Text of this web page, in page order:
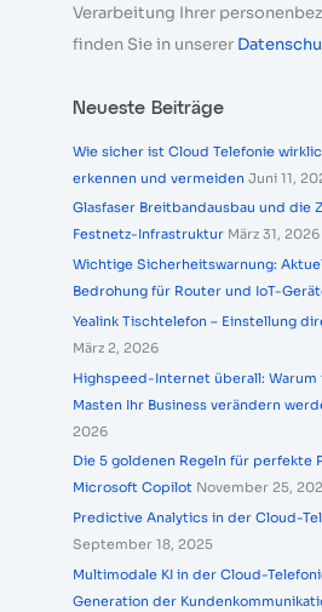
Verarbeitung Ihrer
finden Sie in unserer
Neueste Beiträge
Wie sicher ist Cloud Telefonie
erkennen und vermeiden Juni 11,
Glasfaser Breitbandausbau und die
Festnetz-Infrastruktur März 31, 2026
Wichtige Sicherheitswarnung:
Bedrohung für Router und IoT-
Yealink Tischtelefon – Einstellung
März 2, 2026
Highspeed-Internet überall: Warum
Masten Ihr Business verändern
2026
Die 5 goldenen Regeln für perfekte
Microsoft Copilot November 25,
Predictive Analytics in der Cloud-
September 18, 2025
Multimodale KI in der Cloud-
Generation der